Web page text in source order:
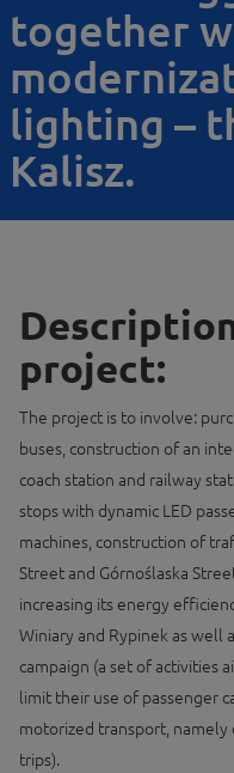
together
lighting –
Kalisz.
project:
The project is to involve:
buses, construction of an
coach station and railway
stops with dynamic LED
machines, construction of
Street and Górnoślaska
increasing its energy
Winiary and Rypinek as well
campaign (a set of activities
limit their use of passenger
motorized transport, namely
trips).